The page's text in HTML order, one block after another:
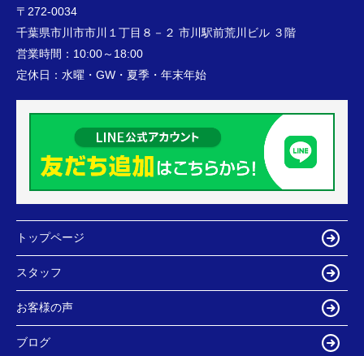
〒272-0034
千葉県市川市市川１丁目８－２ 市川駅前荒川ビル ３階
営業時間： 10:00～18:00
定休日： 水曜・GW・夏季・年末年始
トップページ
スタッフ
お客様の声
ブログ